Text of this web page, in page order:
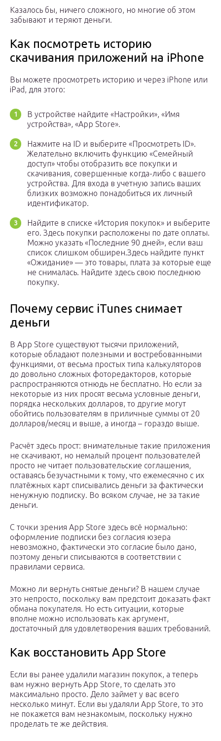
Казалось бы, ничего сложного, но многие об этом
забывают и теряют деньги.
Как посмотреть историю
скачивания приложений на iPhone
Вы можете просмотреть историю и через iPhone или
iPad, для этого:
В устройстве найдите «Настройки», «Имя
устройства», «App Store».
Нажмите на ID и выберите «Просмотреть ID».
Желательно включить функцию «Семейный
доступ» чтобы отобразить все покупки и
скачивания, совершенные когда-либо с вашего
устройства. Для входа в учетную запись ваших
близких возможно понадобиться их личный
идентификатор.
Найдите в списке «История покупок» и выберите
его. Здесь покупки расположены по дате оплаты.
Можно указать «Последние 90 дней», если ваш
список слишком обширен.Здесь найдите пункт
«Ожидание» — это товары, плата за которые еще
не снималась. Найдите здесь свою последнюю
покупку.
Почему сервис iTunes снимает
деньги
В App Store существуют тысячи приложений,
которые обладают полезными и востребованными
функциями, от весьма простых типа калькуляторов
до довольно сложных фоторедакторов, которые
распространяются отнюдь не бесплатно. Но если за
некоторые из них просят весьма условные деньги,
порядка нескольких долларов, то другие могут
обойтись пользователям в приличные суммы от 20
долларов/месяц и выше, а иногда – гораздо выше.
Расчёт здесь прост: внимательные такие приложения
не скачивают, но немалый процент пользователей
просто не читает пользовательские соглашения,
оставаясь безучастными к тому, что ежемесячно с их
платёжных карт списывались деньги за фактически
ненужную подписку. Во всяком случае, не за такие
деньги.
С точки зрения App Store здесь всё нормально:
оформление подписки без согласия юзера
невозможно, фактически это согласие было дано,
поэтому деньги списываются в соответствии с
правилами сервиса.
Можно ли вернуть снятые деньги? В нашем случае
это непросто, поскольку вам предстоит доказать факт
обмана покупателя. Но есть ситуации, которые
вполне можно использовать как аргумент,
достаточный для удовлетворения ваших требований.
Как восстановить App Store
Если вы ранее удалили магазин покупок, а теперь
вам нужно вернуть App Store, то сделать это
максимально просто. Дело займет у вас всего
несколько минут. Если вы удаляли App Store, то это
не покажется вам незнакомым, поскольку нужно
проделать те же действия.